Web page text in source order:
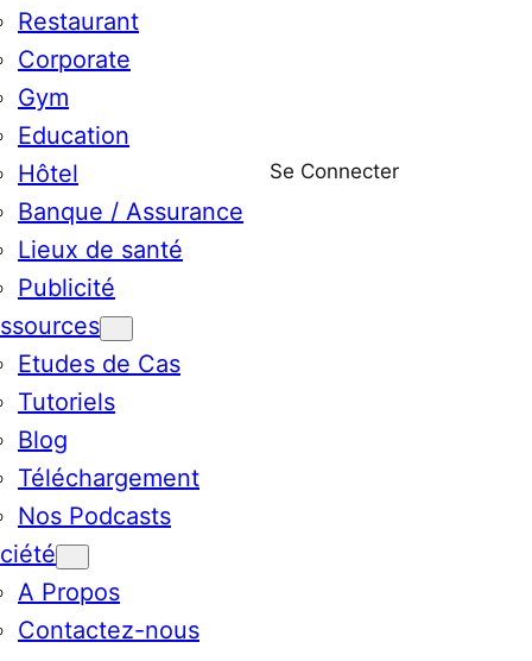
Restaurant
Corporate
Gym
Education
Hôtel
Banque / Assurance
Lieux de santé
Publicité
Etudes de Cas
Tutoriels
Blog
Téléchargement
Nos Podcasts
A Propos
Contactez-nous
Se Connecter